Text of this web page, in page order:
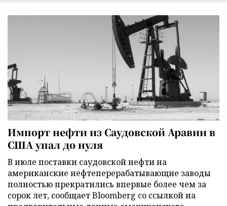
Импорт нефти из Саудовской Аравии в
США упал до нуля
В июле поставки саудовской нефти на
американские нефтеперерабатывающие заводы
полностью прекратились впервые более чем за
сорок лет, сообщает Bloomberg со ссылкой на